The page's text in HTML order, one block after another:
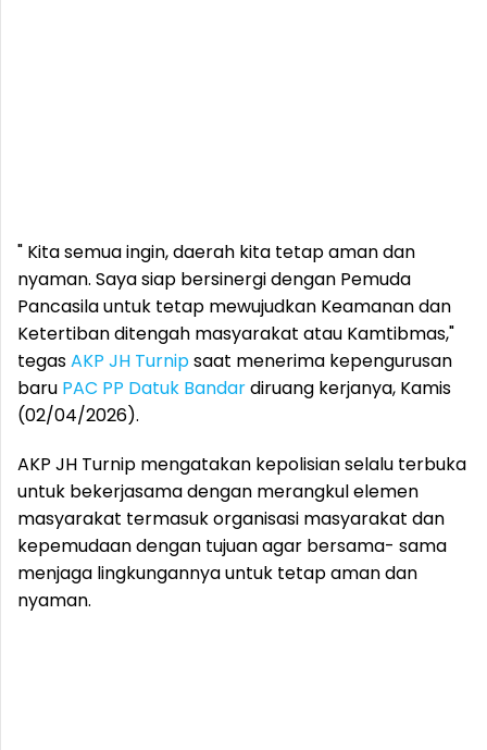
" Kita semua ingin, daerah kita tetap aman dan
nyaman. Saya siap bersinergi dengan Pemuda
Pancasila untuk tetap mewujudkan Keamanan dan
Ketertiban ditengah masyarakat atau Kamtibmas,"
tegasAKP JH Turnipsaat menerima kepengurusan
baru PAC PP Datuk Bandardiruang kerjanya, Kamis
(02/04/2026).
AKP JH Turnip mengatakan kepolisian selalu terbuka
untuk bekerjasama dengan merangkul elemen
masyarakat termasuk organisasi masyarakat dan
kepemudaan dengan tujuan agar bersama- sama
menjaga lingkungannya untuk tetap aman dan
nyaman.